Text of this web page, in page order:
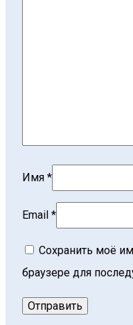
Имя *
Email *
Сохранить моё
браузере для